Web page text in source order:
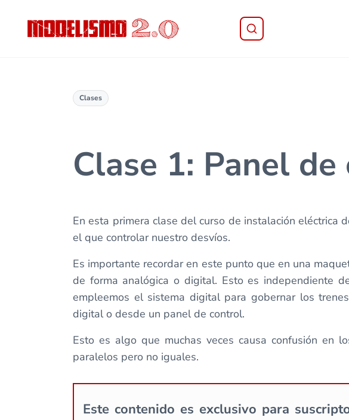
Clases
Clase 1: Panel
En esta primera clase del curso de instalación
el que controlar nuestro desvíos.
Es importante recordar en este punto que en una
de forma analógica o digital. Esto es independiente
empleemos el sistema digital para gobernar los
digital o desde un panel de control.
Esto es algo que muchas veces causa confusión en
paralelos pero no iguales.
Este contenido es exclusivo para